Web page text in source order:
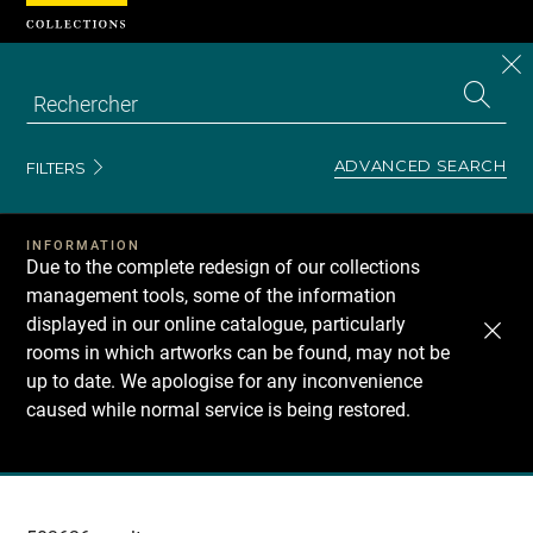
FILTERS ADVANCED SEARCH
INFORMATION
Due to the complete redesign of our collections
management tools, some of the information
displayed in our online catalogue, particularly
rooms in which artworks can be found, may not be
up to date. We apologise for any inconvenience
caused while normal service is being restored.
Recherche
Cookies management panel